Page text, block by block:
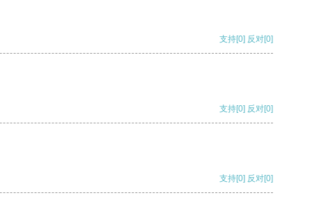
支持[0] 反对[0]
支持[0] 反对[0]
支持[0] 反对[0]